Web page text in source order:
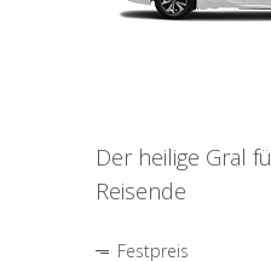
Der heilige Gral
Reisende
Festpreis